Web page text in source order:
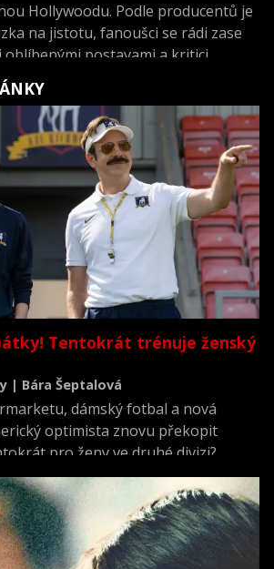
Hollywoodu. Podle producentů je
na jistotu, fanoušci se rádi zase
oblíbenými postavami a kritici
však potvrzují pravidlo. My jsme
na úspěšná pokračování
Ani těm se totiž zájem studií o tzv.
Tentokrát trénuje ženský
| Bára Šeptalová
dámský fotbal a nová
optimista znovu překopit
pro ženy ve druhé divizi?